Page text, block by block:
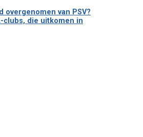
overgenomen van PSV?
clubs, die uitkomen in